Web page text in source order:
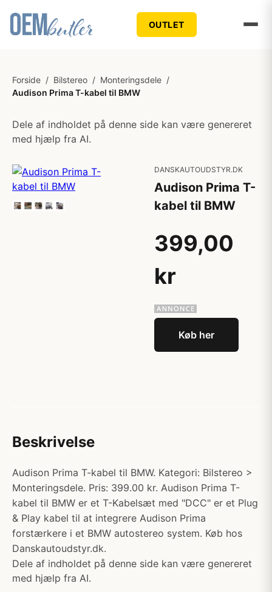
OUTLET
Forside / Bilstereo / Monteringsdele /
Audison Prima T-kabel til BMW
Dele af indholdet på denne side kan være genereret
med hjælp fra AI.
DANSKAUTOUDSTYR.DK
Audison Prima T-
kabel til BMW
399,00
kr
Køb her
Beskrivelse
Audison Prima T-kabel til BMW. Kategori: Bilstereo >
Monteringsdele. Pris: 399.00 kr. Audison Prima T-
kabel til BMW er et T-Kabelsæt med "DCC" er et Plug
& Play kabel til at integrere Audison Prima
forstærkere i et BMW autostereo system. Køb hos
Danskautoudstyr.dk.
Dele af indholdet på denne side kan være genereret
med hjælp fra AI.